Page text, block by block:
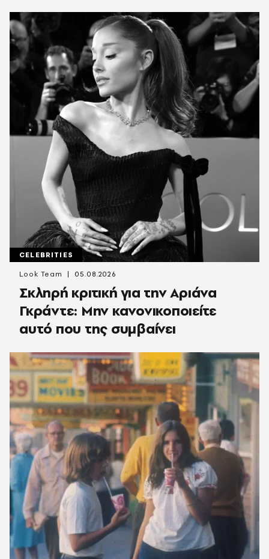
CELEBRITIES
Σκληρή κριτική για την Αριάνα
Γκράντε: Μην κανονικοποιείτε
αυτό που της συμβαίνει
Look Team 05.08.2026